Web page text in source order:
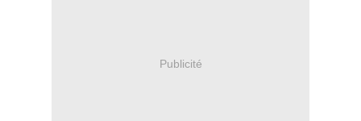
Publicité